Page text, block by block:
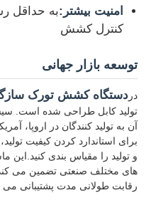
دستگاه بسته بندی کابل
ماشین پیچ و خم کابل
ماشین استریپینگ
امنیت بیشتر:به حداقل
کنترل کشش
توسعه بازار جهانی
دردستگاه کشش تورک
تولید کابل طراحی شده است.
آن به تولید کنندگان در اروپا،
برای استاندارد کردن کیفیت
و تولید را مقیاس بندی کنید.این
های مختلف صنعتی تضمین می
رقابت طولانی مدت پشتیبانی می